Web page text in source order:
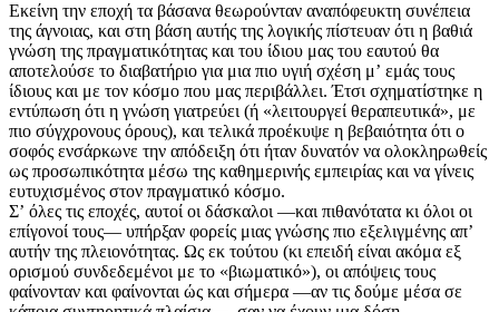
Εκείνη την εποχή τα βάσανα θεωρούνταν αναπόφευκτη συνέπεια
της άγνοιας, και στη βάση αυτής της λογικής πίστευαν ότι η βαθιά
γνώση της πραγματικότητας και του ίδιου μας του εαυτού θα
αποτελούσε το διαβατήριο για μια πιο υγιή σχέση μʼ εμάς τους
ίδιους και με τον κόσμο που μας περιβάλλει. Έτσι σχηματίστηκε η
εντύπωση ότι η γνώση γιατρεύει (ή «λειτουργεί θεραπευτικά», με
πιο σύγχρονους όρους), και τελικά προέκυψε η βεβαιότητα ότι ο
σοφός ενσάρκωνε την απόδειξη ότι ήταν δυνατόν να ολοκληρωθείς
ως προσωπικότητα μέσω της καθημερινής εμπειρίας και να γίνεις
ευτυχισμένος στον πραγματικό κόσμο.
Σʼ όλες τις εποχές, αυτοί οι δάσκαλοι —και πιθανότατα κι όλοι οι
επίγονοί τους— υπήρξαν φορείς μιας γνώσης πιο εξελιγμένης απʼ
αυτήν της πλειονότητας. Ως εκ τούτου (κι επειδή είναι ακόμα εξ
ορισμού συνδεδεμένοι με το «βιωματικό»), οι απόψεις τους
φαίνονταν και φαίνονται ώς και σήμερα —αν τις δούμε μέσα σε